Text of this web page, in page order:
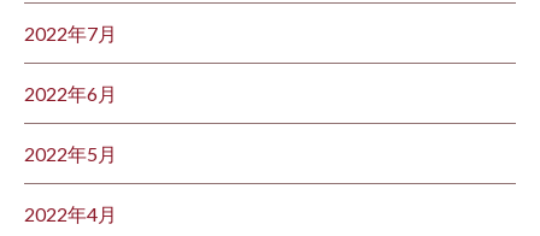
2022年7月
2022年6月
2022年5月
2022年4月